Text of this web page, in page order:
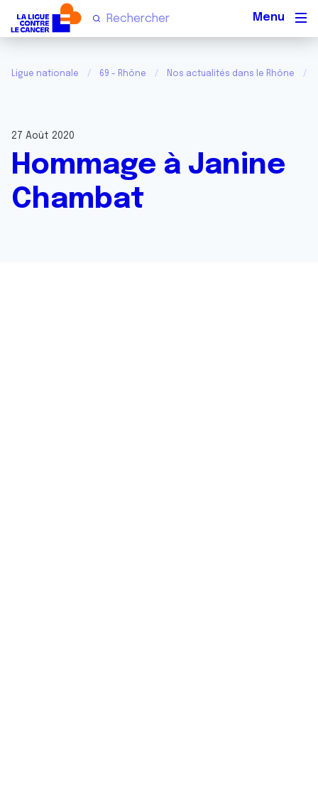
Ligue nationale 69 - Rhône Nos actualités dans le Rhône
27 Août 2020
Hommage à Janine
Chambat